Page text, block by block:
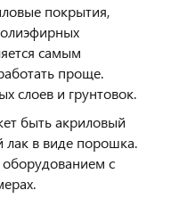
покрытия,
самым
проще.
слоев и грунтовок.
быть акриловый
лак в виде порошка.
с